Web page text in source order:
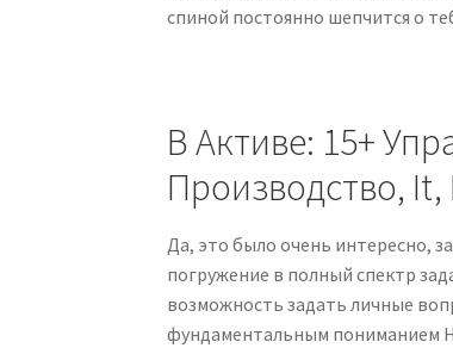
спиной постоянно шепчится о
В Активе: 15+
Производство,
Да, это было очень интересно,
погружение в полный спектр
возможность задать личные
фундаментальным пониманием